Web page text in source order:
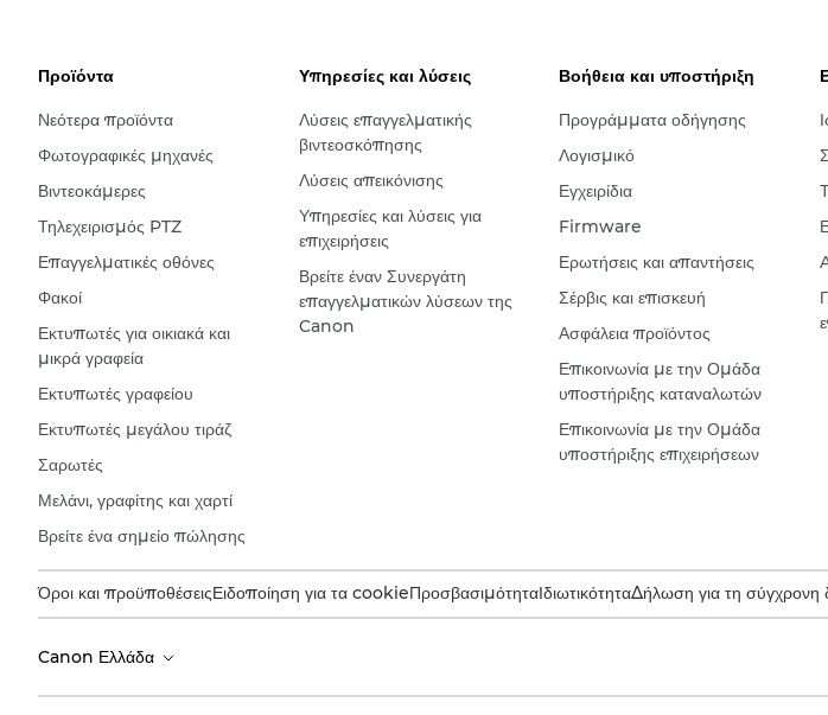
Προϊόντα
Νεότερα προϊόντα
Φωτογραφικές μηχανές
Βιντεοκάμερες
Τηλεχειρισμός PTZ
Επαγγελματικές οθόνες
Φακοί
Εκτυπωτές για οικιακά και
μικρά γραφεία
Εκτυπωτές γραφείου
Εκτυπωτές μεγάλου τιράζ
Σαρωτές
Μελάνι, γραφίτης και χαρτί
Βρείτε ένα σημείο πώλησης
Υπηρεσίες και λύσεις
Λύσεις επαγγελματικής
βιντεοσκόπησης
Λύσεις απεικόνισης
Υπηρεσίες και λύσεις για
επιχειρήσεις
Βρείτε έναν Συνεργάτη
επαγγελματικών λύσεων της
Canon
Βοήθεια και υποστήριξη
Προγράμματα οδήγησης
Λογισμικό
Εγχειρίδια
Firmware
Ερωτήσεις και απαντήσεις
Σέρβις και επισκευή
Ασφάλεια προϊόντος
Επικοινωνία με την Ομάδα
υποστήριξης καταναλωτών
Επικοινωνία με την Ομάδα
υποστήριξης επιχειρήσεων
Όροι και προϋποθέσειςΕιδοποίηση για τα cookieΠροσβασιμότηταΙδιωτικότηταΔήλωση για τη σύγχρονη
Canon Ελλάδα